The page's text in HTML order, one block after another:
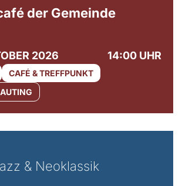
der Gemeinde
2026 14:00 UHR
CAFÉ & TREFFPUNKT
& Neoklassik